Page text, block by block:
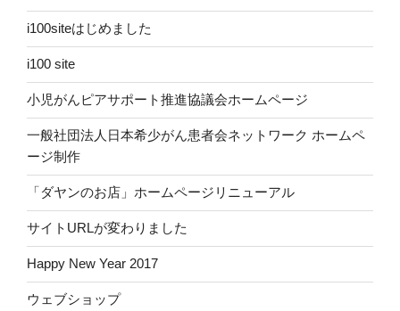
シ
ョ
ン
i100siteはじめました
i100 site
小児がんピアサポート推進協議会ホームページ
一般社団法人日本希少がん患者会ネットワーク ホームペ
ージ制作
「ダヤンのお店」ホームページリニューアル
サイトURLが変わりました
Happy New Year 2017
ウェブショップ